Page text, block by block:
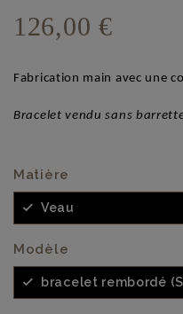
126,00 €
Fabrication main avec une
Bracelet vendu sans
Matière
Veau
Modèle
bracelet rembordé